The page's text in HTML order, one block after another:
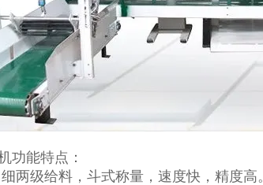
功能特点：
两级给料，斗式称量，速度快，精度高。